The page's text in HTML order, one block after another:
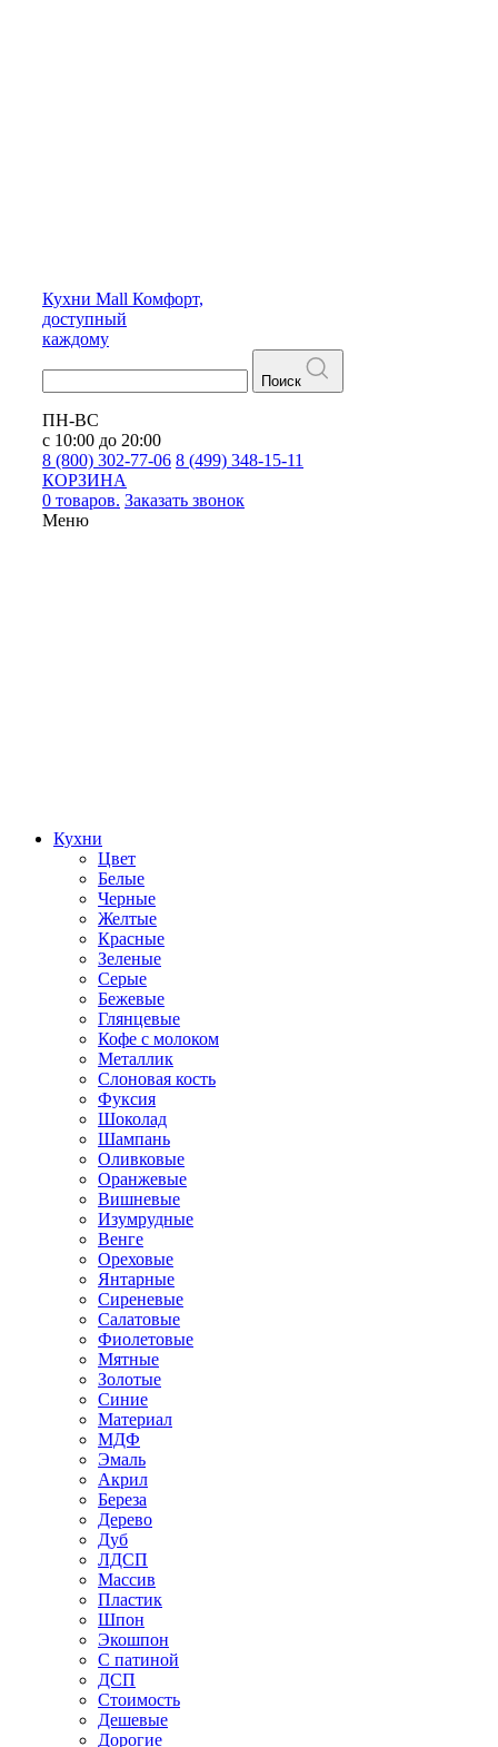
Кухни Mall Комфорт,
доступный
каждому
Поиск
ПН-ВС
с 10:00 до 20:00
8 (800) 302-77-06 8 (499) 348-15-11
КОРЗИНА
0 товаров. Заказать звонок
Меню
Кухни
Цвет
Белые
Черные
Желтые
Красные
Зеленые
Серые
Бежевые
Глянцевые
Кофе с молоком
Металлик
Слоновая кость
Фуксия
Шоколад
Шампань
Оливковые
Оранжевые
Вишневые
Изумрудные
Венге
Ореховые
Янтарные
Сиреневые
Салатовые
Фиолетовые
Мятные
Золотые
Синие
Материал
МДФ
Эмаль
Акрил
Береза
Дерево
Дуб
ЛДСП
Массив
Пластик
Шпон
Экошпон
С патиной
ДСП
Стоимость
Дешевые
Дорогие